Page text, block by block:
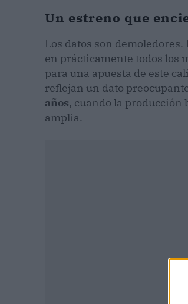
Un estreno que
Los datos son
en prácticamente todos los
para una apuesta de este
reflejan un dato
años, cuando la producción
amplia.